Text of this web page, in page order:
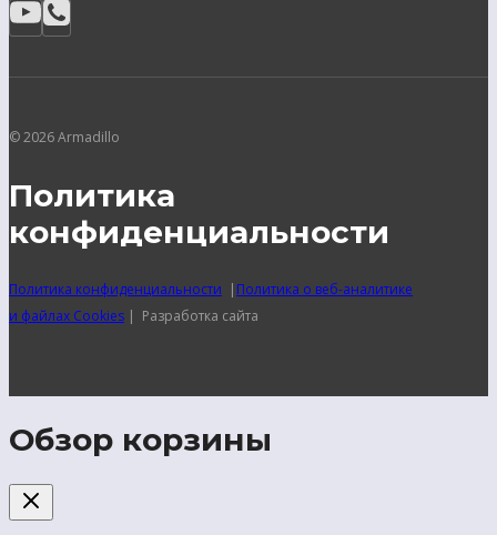
© 2026 Armadillo
Политика
конфиденциальности
Политика конфиденциальности | Политика о веб-аналитике
и файлах Cookies | Разработка сайта
Обзор корзины